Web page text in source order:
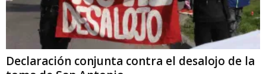
Declaración conjunta contra el desalojo de la